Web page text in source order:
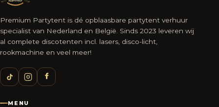
Premium Partytent is dé opblaasbare partytent verhuur
specialist van Nederland en België. Sinds 2023 leveren wij
al complete discotenten incl. lasers, disco-licht,
rookmachine en veel meer!
MENU